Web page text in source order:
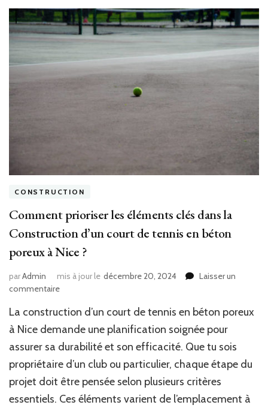
CONSTRUCTION
Comment prioriser les éléments clés dans la
Construction d’un court de tennis en béton
poreux à Nice ?
parAdmin mis à jour le décembre 20, 2024
Laisser un
commentairesur
prioriser
les
clés
dans
la
Construction
d’un
La construction d’un court de tennis en béton poreux
à Nice demande une planification soignée pour
assurer sa durabilité et son efficacité. Que tu sois
propriétaire d’un club ou particulier, chaque étape du
projet doit être pensée selon plusieurs critères
essentiels. Ces éléments varient de l’emplacement à